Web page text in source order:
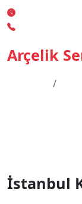
Arçelik
İstanbul